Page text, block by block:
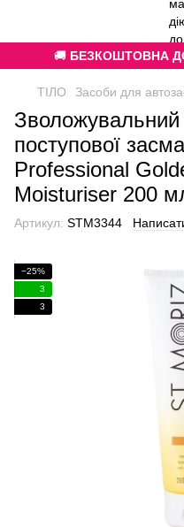
🚚 БЕЗКОШТОВНА
ТІЛО Засоби для
поступової
Professional
Moisturiser 200
Артикул: STM3344
−25%
3
3